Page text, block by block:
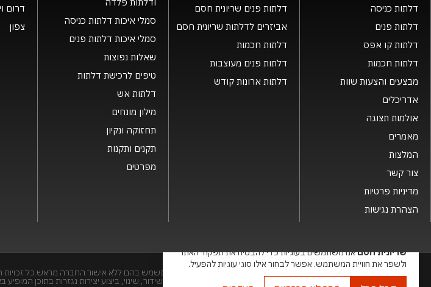
דלתות כניסה
דלתות פנים
דלתות קו אפס
דלתות חכמות
מבצעים והצעות שוות
אדריכלים
אולמות תצוגה
מאמרים
המלצות
צור קשר
מדיניות פרטיות
הצהרת נגישות
דלתות פנים שריונית חסם
אביזרים לדלתות שריונית חסם
דלתות חכמות
דלתות פנים מעוצבות
דלתות ארונות קודש
סמלי איכות דלתות כניסה
סמלי איכות דלתות פנים
שאלות נפוצות
טיפים לרכישת דלתות
דלתות אש
מילון מונחים
תחזוקה ונקיון
תקנים ותקנות
מפרטים
דרום
צפון
שמות המוצרים, החברות, השירותים הינם סימני מסחרי של החברה ואין להתשמש בהם ללא אישור החברה מראש.כל זכויות
בע"מ. האתר מיועד לצפייה בלבד. העתקה, הפצה, שיכפול, פרסום, הצגה, שידור, שינוי, ביצוע יצירות נגזרות בתוכן המופיע
שריונית חסםאנו משתמשים בעוגיות כדי להבטיח את תפקוד האתר
ולשפר את חוויית המשתמש. אפשר לבחור אילו סוגי עוגיות להפעיל.